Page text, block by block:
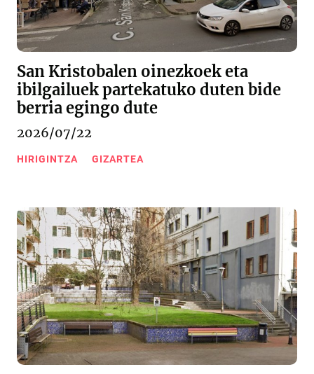
San Kristobalen oinezkoek eta
ibilgailuek partekatuko duten bide
berria egingo dute
2026/07/22
HIRIGINTZA GIZARTEA